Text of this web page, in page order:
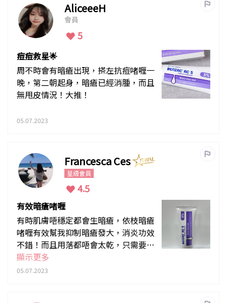
AliceeeH
會員
5
痘痘救星🌟
周不時會有暗瘡出現，搽左抗痘啫喱一
晚，第二朝起身，暗瘡已經消腫，而且
無甩皮情況！大推！
05.07.2023
Francesca Ces
星級會員
4.5
有效暗瘡啫喱
有時肌膚唔穩定都會生暗瘡，依枝暗瘡
啫喱有效幫我抑制暗瘡發大，消炎功效
不錯！而且用落都唔會太乾，只需要小
小份量就夠
顯示更多
05.07.2023